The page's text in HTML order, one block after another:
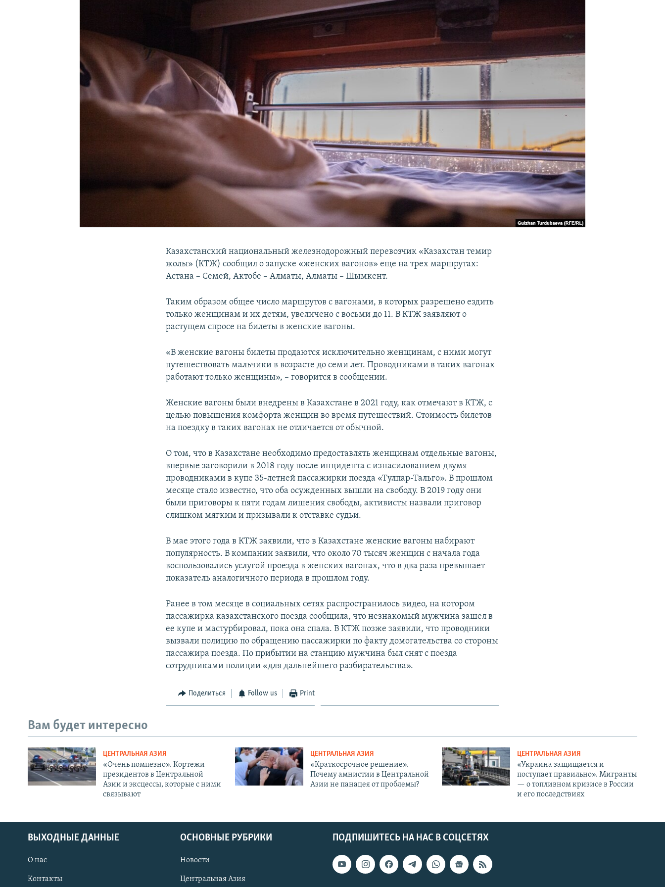
Казахстанский национальный железнодорожный перевозчик «Казахстан темир
жолы» (КТЖ) сообщил о запуске «женских вагонов» еще на трех маршрутах:
Астана – Семей, Актобе – Алматы, Алматы – Шымкент.
Таким образом общее число маршрутов с вагонами, в которых разрешено ездить
только женщинам и их детям, увеличено с восьми до 11. В КТЖ заявляют о
растущем спросе на билеты в женские вагоны.
«В женские вагоны билеты продаются исключительно женщинам, с ними могут
путешествовать мальчики в возрасте до семи лет. Проводниками в таких вагонах
работают только женщины», – говорится в сообщении.
Женские вагоны были внедрены в Казахстане в 2021 году, как отмечают в КТЖ, с
целью повышения комфорта женщин во время путешествий. Стоимость билетов
на поездку в таких вагонах не отличается от обычной.
О том, что в Казахстане необходимо предоставлять женщинам отдельные вагоны,
впервые заговорили в 2018 году после инцидента с изнасилованием двумя
проводниками в купе 35-летней пассажирки поезда «Тулпар-Тальго». В прошлом
месяце стало известно, что оба осужденных вышли на свободу. В 2019 году они
были приговоры к пяти годам лишения свободы, активисты назвали приговор
слишком мягким и призывали к отставке судьи.
В мае этого года в КТЖ заявили, что в Казахстане женские вагоны набирают
популярность. В компании заявили, что около 70 тысяч женщин с начала года
воспользовались услугой проезда в женских вагонах, что в два раза превышает
показатель аналогичного периода в прошлом году.
Ранее в том месяце в социальных сетях распространилось видео, на котором
пассажирка казахстанского поезда сообщила, что незнакомый мужчина зашел в
ее купе и мастурбировал, пока она спала. В КТЖ позже заявили, что проводники
вызвали полицию по обращению пассажирки по факту домогательства со стороны
пассажира поезда. По прибытии на станцию мужчина был снят с поезда
сотрудниками полиции «для дальнейшего разбирательства».
Поделиться Follow us Print
Вам будет интересно
ЦЕНТРАЛЬНАЯ АЗИЯ
«Очень помпезно». Кортежи
президентов в Центральной
Азии и эксцессы, которые с ними
связывают
ЦЕНТРАЛЬНАЯ АЗИЯ
«Краткосрочное решение».
Почему амнистии в Центральной
Азии не панацея от проблемы?
ЦЕНТРАЛЬНАЯ АЗИЯ
«Украина защищается и
поступает правильно». Мигранты
— о топливном кризисе в России
и его последствиях
ПОДПИШИТЕСЬ НА НАС В СОЦСЕТЯХ
ВЫХОДНЫЕ ДАННЫЕ
О нас
Контакты
ОСНОВНЫЕ РУБРИКИ
Новости
Центральная Азия